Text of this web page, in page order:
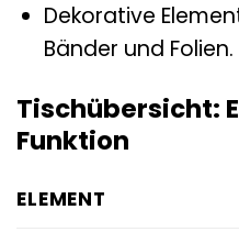
Dekorative
Bänder und Folien.
Tischübersicht:
Funktion
ELEMENT